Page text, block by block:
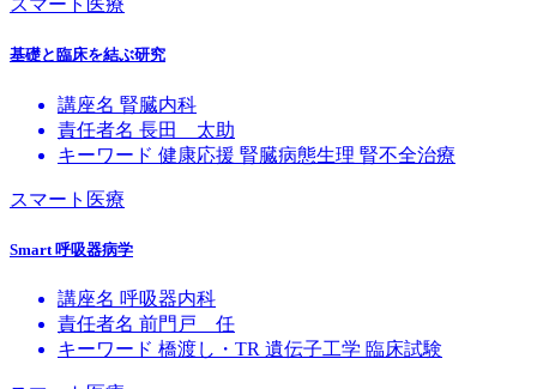
スマート医療
基礎と臨床を結ぶ研究
講座名 腎臓内科
責任者名 長田 太助
キーワード 健康応援 腎臓病態生理 腎不全治療
スマート医療
Smart 呼吸器病学
講座名 呼吸器内科
責任者名 前門戸 任
キーワード 橋渡し・TR 遺伝子工学 臨床試験